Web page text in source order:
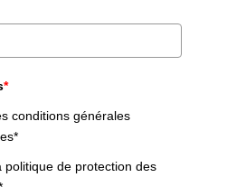
*
conditions générales
politique de protection des